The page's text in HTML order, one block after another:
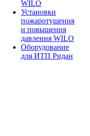
WILO
Установки
пожаротушения
и повышения
давления WILO
Оборудование
для ИТП Ридан